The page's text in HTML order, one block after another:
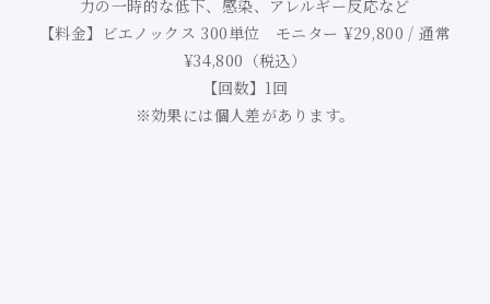
力の一時的な低下、感染、アレルギー反応など
【料金】ビエノックス 300単位 モニター ¥29,800 / 通常
¥34,800（税込）
【回数】1回
※効果には個人差があります。